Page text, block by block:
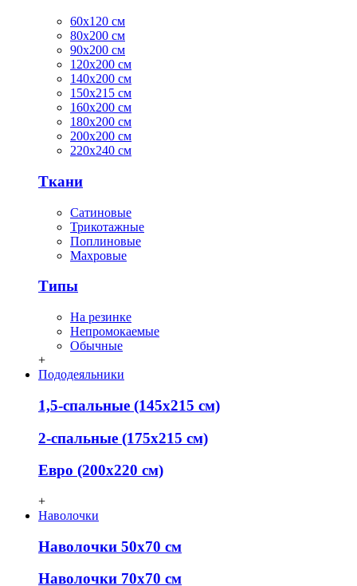
60х120 см
80х200 см
90х200 см
120х200 см
140х200 см
150х215 см
160х200 см
180х200 см
200х200 см
220х240 см
Ткани
Сатиновые
Трикотажные
Поплиновые
Махровые
Типы
На резинке
Непромокаемые
Обычные
+
Пододеяльники
1,5-спальные (145х215 см)
2-спальные (175х215 см)
Евро (200х220 см)
+
Наволочки
Наволочки 50х70 см
Наволочки 70х70 см